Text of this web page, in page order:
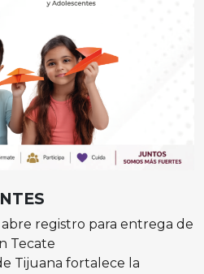
registro para entrega de
Tecate
Tijuana fortalece la